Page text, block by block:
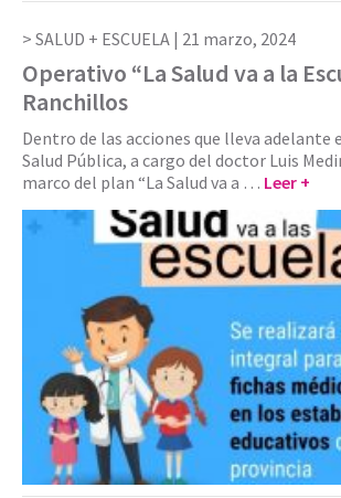
SALUD + ESCUELA | 21 marzo, 2024
Operativo “La Salud va a la
Ranchillos
Dentro de las acciones que lleva adelante
Salud Pública, a cargo del doctor Luis
marco del plan “La Salud va a … Leer +